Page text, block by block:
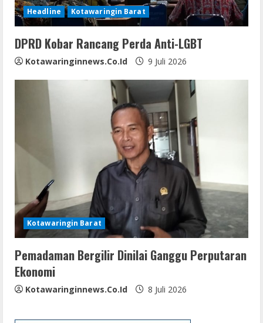
Headline Kotawaringin Barat
DPRD Kobar Rancang Perda Anti-LGBT
Kotawaringinnews.co.id 9 Juli 2026
Kotawaringin Barat
Pemadaman Bergilir Dinilai Ganggu Perputaran
Ekonomi
Kotawaringinnews.co.id 8 Juli 2026